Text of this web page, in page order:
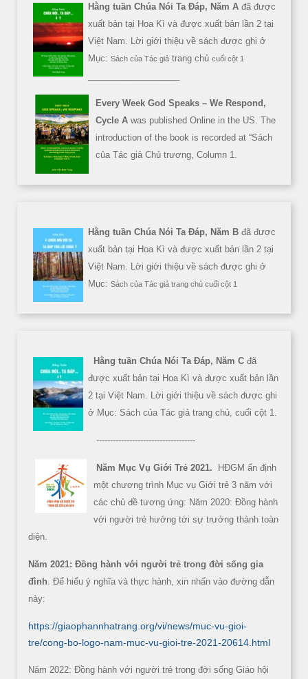
Hằng tuần Chúa Nói Ta Đáp, Năm A đã được
xuất bản tại Hoa Kì và được xuất bản lần 2 tại
Việt Nam. Lời giới thiệu về sách được ghi ở
Mục: Sách của Tác giả trang chủ cuối cột 1
Every Week God Speaks – We Respond,
Cycle A was published Online in the US. The
introduction of the book is recorded at “Sách
của Tác giả Chủ trương, Column 1.
Hằng tuần Chúa Nói Ta Đáp, Năm B đã được
xuất bản tại Hoa Kì và được xuất bản lần 2 tại
Việt Nam. Lời giới thiệu về sách được ghi ở
Mục: Sách của Tác giả trang chủ cuối cột 1
Hằng tuần Chúa Nói Ta Đáp, Năm C đã
được xuất bản tại Hoa Kì và được xuất bản lần
2 tại Việt Nam. Lời giới thiệu về sách được ghi
ở Mục: Sách của Tác giả trang chủ, cuối cột 1.
------------------------------------
Năm Mục Vụ Giới Trẻ 2021.
HĐGM ấn định
một chương trình Mục vụ Giới trẻ 3 năm với
các chủ đề tương ứng: Năm 2020: Đồng hành
với người trẻ hướng tới sự trưởng thành toàn
diện.
Năm 2021: Đồng hành với người trẻ trong đời sống gia
đình . Để hiểu ý nghĩa và thực hành, xin nhấn vào đường dẫn
này:
https://giaophannhatrang.org/vi/news/muc-vu-gioi-
tre/cong-bo-logo-nam-muc-vu-gioi-tre-2021-20614.html
Năm 2022: Đồng hành với người trẻ trong đời sống Giáo hội